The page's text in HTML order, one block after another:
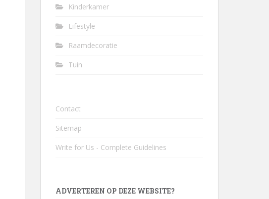
Kinderkamer
Lifestyle
Raamdecoratie
Tuin
Contact
Sitemap
Write for Us - Complete Guidelines
ADVERTEREN OP DEZE WEBSITE?